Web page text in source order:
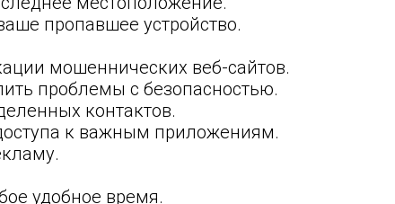
пропавшее устройство.
мошеннических веб-сайтов.
проблемы с безопасностью.
контактов.
к важным приложениям.
удобное время.